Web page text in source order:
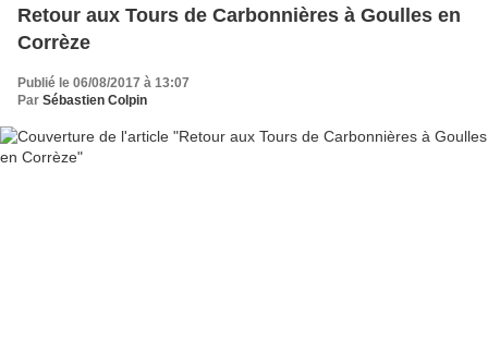
Retour aux Tours de Carbonnières à Goulles en
Corrèze
Publié le 06/08/2017 à 13:07
Par Sébastien Colpin